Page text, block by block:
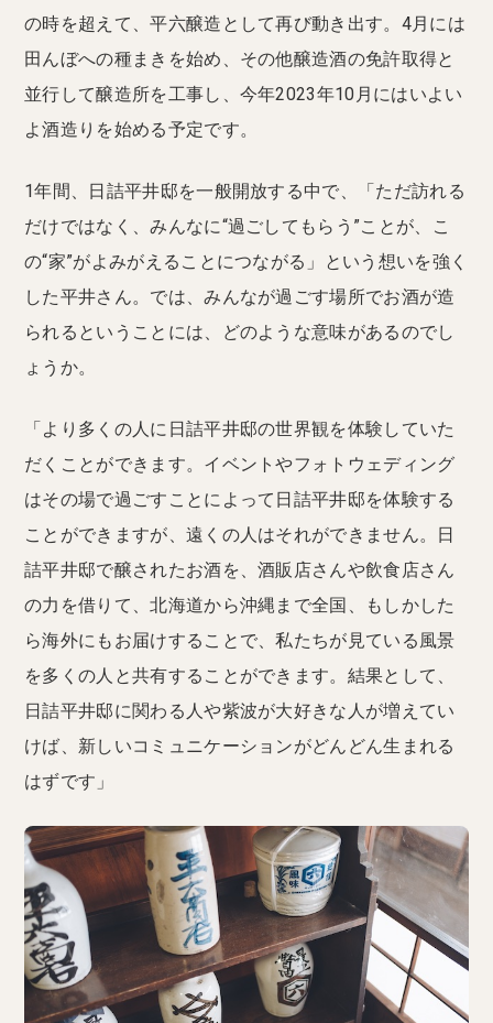
の時を超えて、平六醸造として再び動き出す。4月には
田んぼへの種まきを始め、その他醸造酒の免許取得と
並行して醸造所を工事し、今年2023年10月にはいよい
よ酒造りを始める予定です。
1年間、日詰平井邸を一般開放する中で、「ただ訪れる
だけではなく、みんなに“過ごしてもらう”ことが、こ
の“家”がよみがえることにつながる」という想いを強く
した平井さん。では、みんなが過ごす場所でお酒が造
られるということには、どのような意味があるのでし
ょうか。
「より多くの人に日詰平井邸の世界観を体験していた
だくことができます。イベントやフォトウェディング
はその場で過ごすことによって日詰平井邸を体験する
ことができますが、遠くの人はそれができません。日
詰平井邸で醸されたお酒を、酒販店さんや飲食店さん
の力を借りて、北海道から沖縄まで全国、もしかした
ら海外にもお届けすることで、私たちが見ている風景
を多くの人と共有することができます。結果として、
日詰平井邸に関わる人や紫波が大好きな人が増えてい
けば、新しいコミュニケーションがどんどん生まれる
はずです」